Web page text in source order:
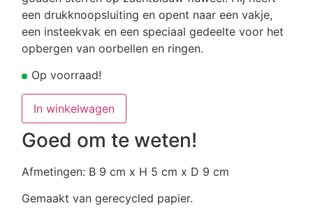
een drukknoopsluiting en opent naar een vakje,
een insteekvak en een speciaal gedeelte voor het
opbergen van oorbellen en ringen.
Op voorraad!
T-
Rex
Jewellery
Box
|
aantal
In winkelwagen
Goed om te weten!
Afmetingen: B 9 cm x H 5 cm x D 9 cm
Gemaakt van gerecycled papier.